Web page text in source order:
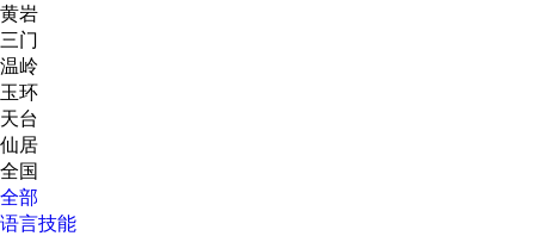
黄岩
三门
温岭
玉环
天台
仙居
全国
全部
语言技能